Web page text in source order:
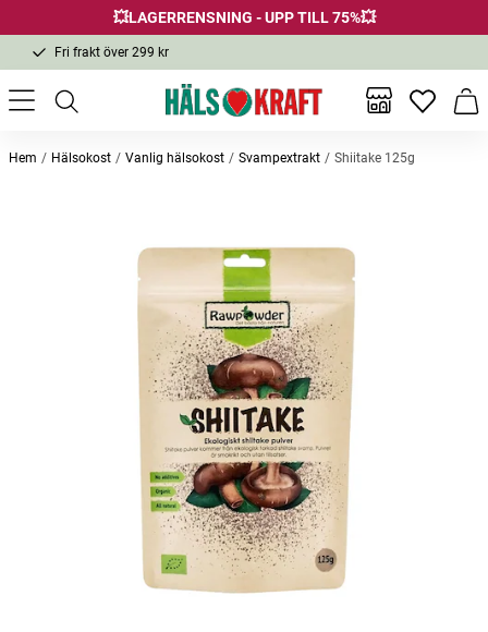
💥LAGERRENSNING - UPP TILL 75%💥
Fri frakt över 299 kr
1-3 dagars leverans
Samma pris i butik & online
Fri frakt över 299 kr
Inga
Hem Hälsokost Vanlig hälsokost Svampextrakt Shiitake 125g
Reishi svamppulver 125g
Ultimate Illuminating Treatment
Day Face Cream 50ml
Organic Shop
Pris:99 kr
99 kr